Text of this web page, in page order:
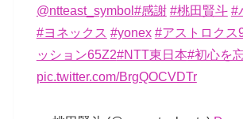
@ntteast_symbol #感謝 #桃田賢斗 #
#ヨネックス #yonex #アストロクス
ッション65Z2#NTT東日本#初心を
pic.twitter.com/BrgQOCVDTr